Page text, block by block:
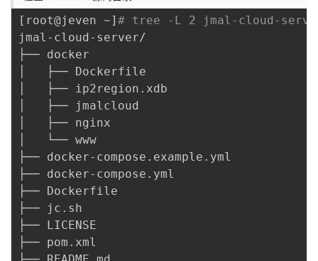
[ root@jeven ~] # tree -L 2 jmal-cloud-
jmal-cloud-server/
├── docker
│   ├── Dockerfile
│   ├── ip2region.xdb
│   ├── jmalcloud
│   ├── nginx
│   └── www
├── docker-compose.example.yml
├── docker-compose.yml
├── Dockerfile
├── jc.sh
├── LICENSE
├── pom.xml